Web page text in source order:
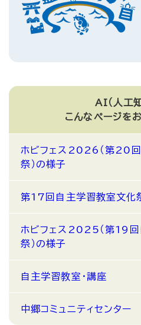
AI（人工
こんなページを
ホビフェス2026（第20
祭）の様子
第17回自主学習教室文化
ホビフェス2025（第19回
祭）の様子
自主学習教室・講座
中郷コミュニティセンター